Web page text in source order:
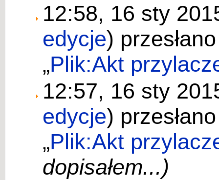
12:58, 16 sty
edycje)
„Plik:Akt
12:57, 16 sty
edycje)
„Plik:Akt
dopisałem...)